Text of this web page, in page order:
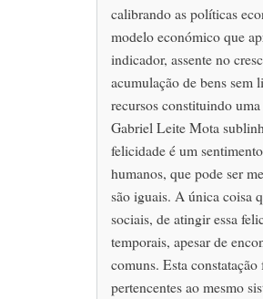
calibrando as políticas
modelo económico que
indicador, assente no
acumulação de bens sem
recursos constituindo
Gabriel Leite Mota
felicidade é um
humanos, que pode ser
são iguais. A única coisa
sociais, de atingir essa
temporais, apesar de
comuns. Esta
pertencentes ao mesmo